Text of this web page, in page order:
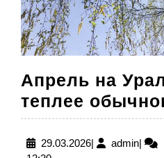
Апрель на
теплее
29.03.202629.03.2026
| admin|